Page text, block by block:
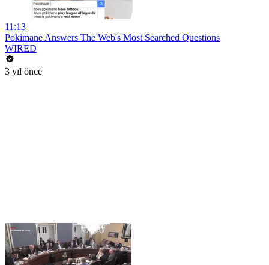
11:13
Pokimane Answers The Web's Most Searched Questions
WIRED
3 yıl önce